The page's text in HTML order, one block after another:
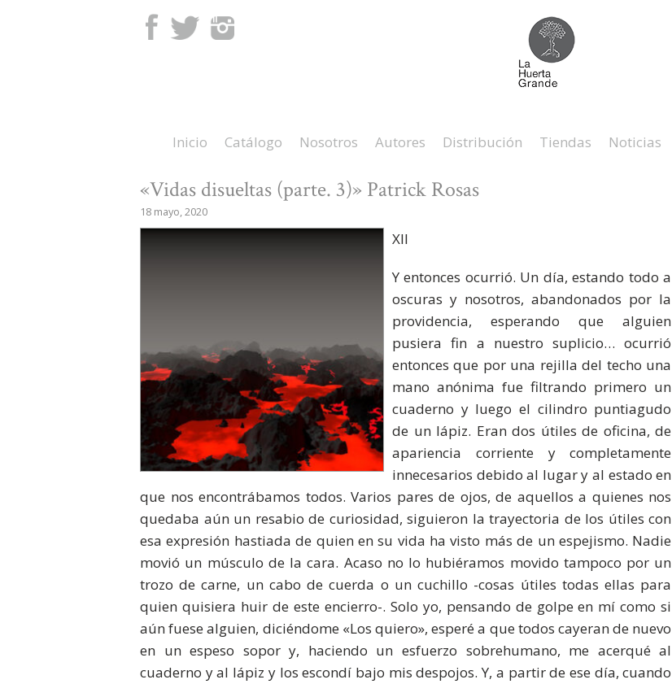
Facebook TwitterInstagram
Inicio Catálogo Nosotros Autores Distribución Tiendas Noticias
«Vidas disueltas (parte. 3)» Patrick Rosas
18 mayo, 2020
XII
Y entonces ocurrió. Un día, estando todo a
oscuras y nosotros, abandonados por la
providencia, esperando que alguien
pusiera fin a nuestro suplicio… ocurrió
entonces que por una rejilla del techo una
mano anónima fue filtrando primero un
cuaderno y luego el cilindro puntiagudo
de un lápiz. Eran dos útiles de oficina, de
apariencia corriente y completamente
innecesarios debido al lugar y al estado en
que nos encontrábamos todos. Varios pares de ojos, de aquellos a quienes nos
quedaba aún un resabio de curiosidad, siguieron la trayectoria de los útiles con
esa expresión hastiada de quien en su vida ha visto más de un espejismo. Nadie
movió un músculo de la cara. Acaso no lo hubiéramos movido tampoco por un
trozo de carne, un cabo de cuerda o un cuchillo -cosas útiles todas ellas para
quien quisiera huir de este encierro-. Solo yo, pensando de golpe en mí como si
aún fuese alguien, diciéndome «Los quiero», esperé a que todos cayeran de nuevo
en un espeso sopor y, haciendo un esfuerzo sobrehumano, me acerqué al
cuaderno y al lápiz y los escondí bajo mis despojos. Y, a partir de ese día, cuando